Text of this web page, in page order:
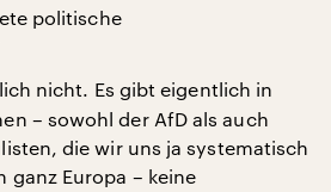
politische
nicht. Es gibt eigentlich in
– sowohl der AfD als auch
die wir uns ja systematisch
ganz Europa – keine